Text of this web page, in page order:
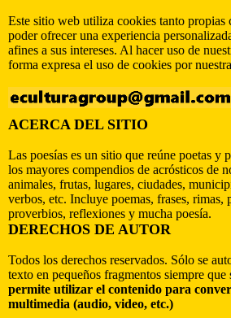
Este sitio web utiliza cookies tanto propias
poder ofrecer una experiencia
afines a sus intereses. Al hacer uso de
forma expresa el uso de cookies por
ACERCA DEL SITIO
Las poesías es un sitio que reúne poetas y
los mayores compendios de acrósticos de
animales, frutas, lugares, ciudades,
verbos, etc. Incluye poemas, frases, rimas,
proverbios, reflexiones y mucha poesía.
DERECHOS DE AUTOR
Todos los derechos reservados. Sólo se
texto en pequeños fragmentos siempre que
permite utilizar el contenido para
multimedia (audio, video, etc.)